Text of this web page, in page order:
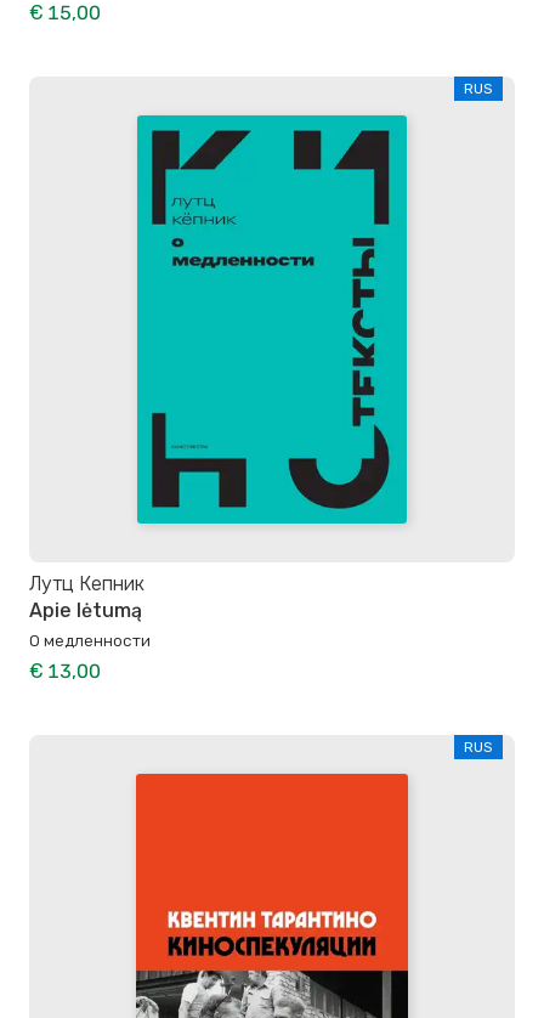
€ 15,00
RUS
Лутц Кепник
Apie lėtumą
О медленности
€ 13,00
RUS